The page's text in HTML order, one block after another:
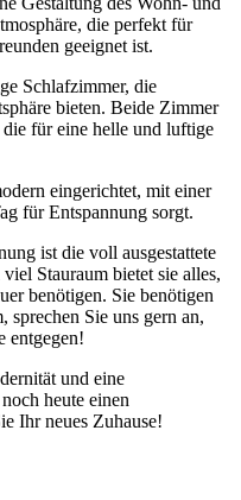
die perfekt für
geeignet ist.
Schlafzimmer, die
bieten. Beide Zimmer
die für eine helle und luftige
eingerichtet, mit einer
für Entspannung sorgt.
ist die voll ausgestattete
Stauraum bietet sie alles,
benötigen. Sie benötigen
Sie uns gern an,
entgegen!
und eine
heute einen
Ihr neues Zuhause!